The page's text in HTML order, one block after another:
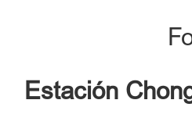
Estación